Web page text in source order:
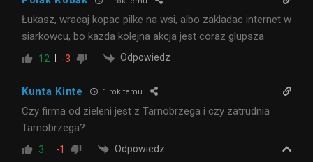
Łukasz, wracaj kopac pilke na wsi, albo zakladac internet w
siarkowcu, bo kazda kolejna akcja jest coraz glupsza
12 -3 Odpowiedz
Kunta Kinte 1 rok temu
Czy firma od zieleni jest z Tarnobrzega i czy zatrudnia
Tarnobrzega?
3 -1 Odpowiedz